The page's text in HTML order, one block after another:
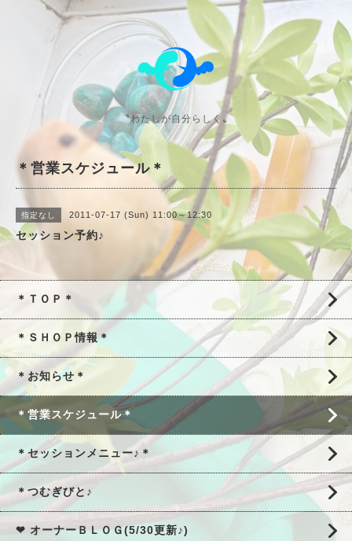
〝わたしが自分らしく〟
＊営業スケジュール＊
指定なし 2011-07-17 (Sun) 11:00～12:30
セッション予約♪
＊ＴＯＰ＊
＊ＳＨＯＰ情報＊
＊お知らせ＊
＊営業スケジュール＊
＊セッションメニュー♪＊
＊つむぎびと♪
❤ オーナーＢＬＯＧ(5/30更新♪)